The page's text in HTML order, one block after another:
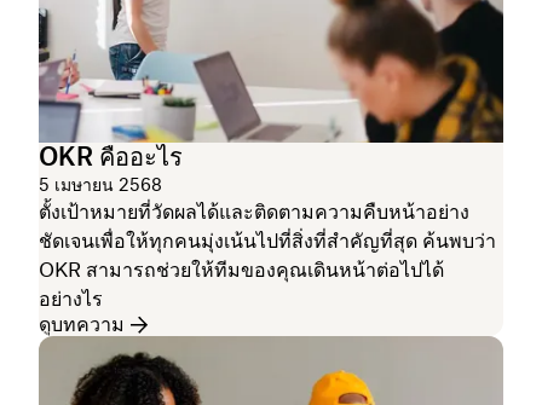
OKR คืออะไร
5 เมษายน 2568
ตั้งเป้าหมายที่วัดผลได้และติดตามความคืบหน้าอย่าง
ชัดเจนเพื่อให้ทุกคนมุ่งเน้นไปที่สิ่งที่สำคัญที่สุด ค้นพบว่า
OKR สามารถช่วยให้ทีมของคุณเดินหน้าต่อไปได้
อย่างไร
ดูบทความ